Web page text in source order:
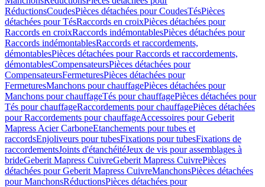
RéductionsCoudesPièces détachées pour CoudesTésPièces
détachées pour TésRaccords en croixPièces détachées pour
Raccords en croixRaccords indémontablesPièces détachées pour
Raccords indémontablesRaccords et raccordements,
démontablesPièces détachées pour Raccords et raccordements,
démontablesCompensateursPièces détachées pour
CompensateursFermeturesPièces détachées pour
FermeturesManchons pour chauffagePièces détachées pour
Manchons pour chauffageTés pour chauffagePièces détachées pour
Tés pour chauffageRaccordements pour chauffagePièces détachées
pour Raccordements pour chauffageAccessoires pour Geberit
Mapress Acier CarboneEtanchements pour tubes et
raccordsEnjoliveurs pour tubesFixations pour tubesFixations de
raccordementsJoints d'étanchéitéJeux de vis pour assemblages à
brideGeberit Mapress CuivreGeberit Mapress CuivrePièces
détachées pour Geberit Mapress CuivreManchonsPièces détachées
pour ManchonsRéductionsPièces détachées pour